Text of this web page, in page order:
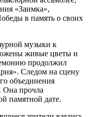
«Заимка»,
в память о своих
музыки к
живые цветы и
продолжил
Следом на сцену
объединения
Она прочла
памятной дате.